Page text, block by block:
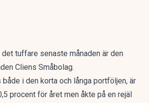
tuffare senaste månaden är den
Cliens Småbolag.
både i den korta och långa portföljen, är
procent för året men åkte på en rejäl